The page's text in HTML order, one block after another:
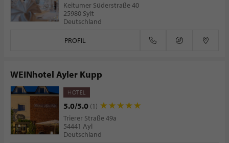
Keitumer Süderstraße 40
25980 Sylt
Deutschland
PROFIL
WEINhotel Ayler Kupp
HOTEL
5.0/5.0 (1)
Trierer Straße 49a
54441 Ayl
Deutschland